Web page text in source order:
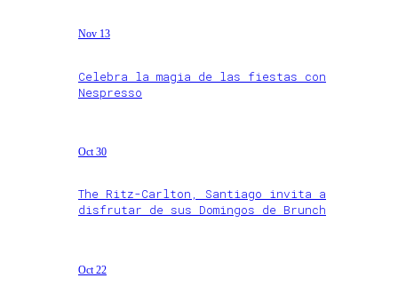
Nov 13
Celebra la magia de las fiestas con
Nespresso
Oct 30
The Ritz-Carlton, Santiago invita a
disfrutar de sus Domingos de Brunch
Oct 22